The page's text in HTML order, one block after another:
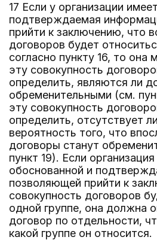
17 Если у организации
подтверждаемая
прийти к заключению, что
договоров будет
согласно пункту 16, то она
эту совокупность
определить, являются ли
обременительными (см.
эту совокупность
определить, отсутствует
вероятность того, что
договоры станут
пункт 19). Если
обоснованной и
позволяющей прийти к
совокупность договоров
одной группе, она должна
договор по отдельности,
какой группе он относится.